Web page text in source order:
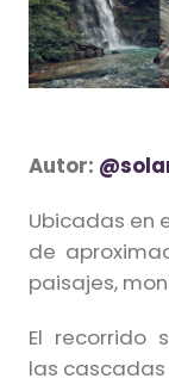
Autor:
Ubicadas en
de
paisajes,
El recorrido
las